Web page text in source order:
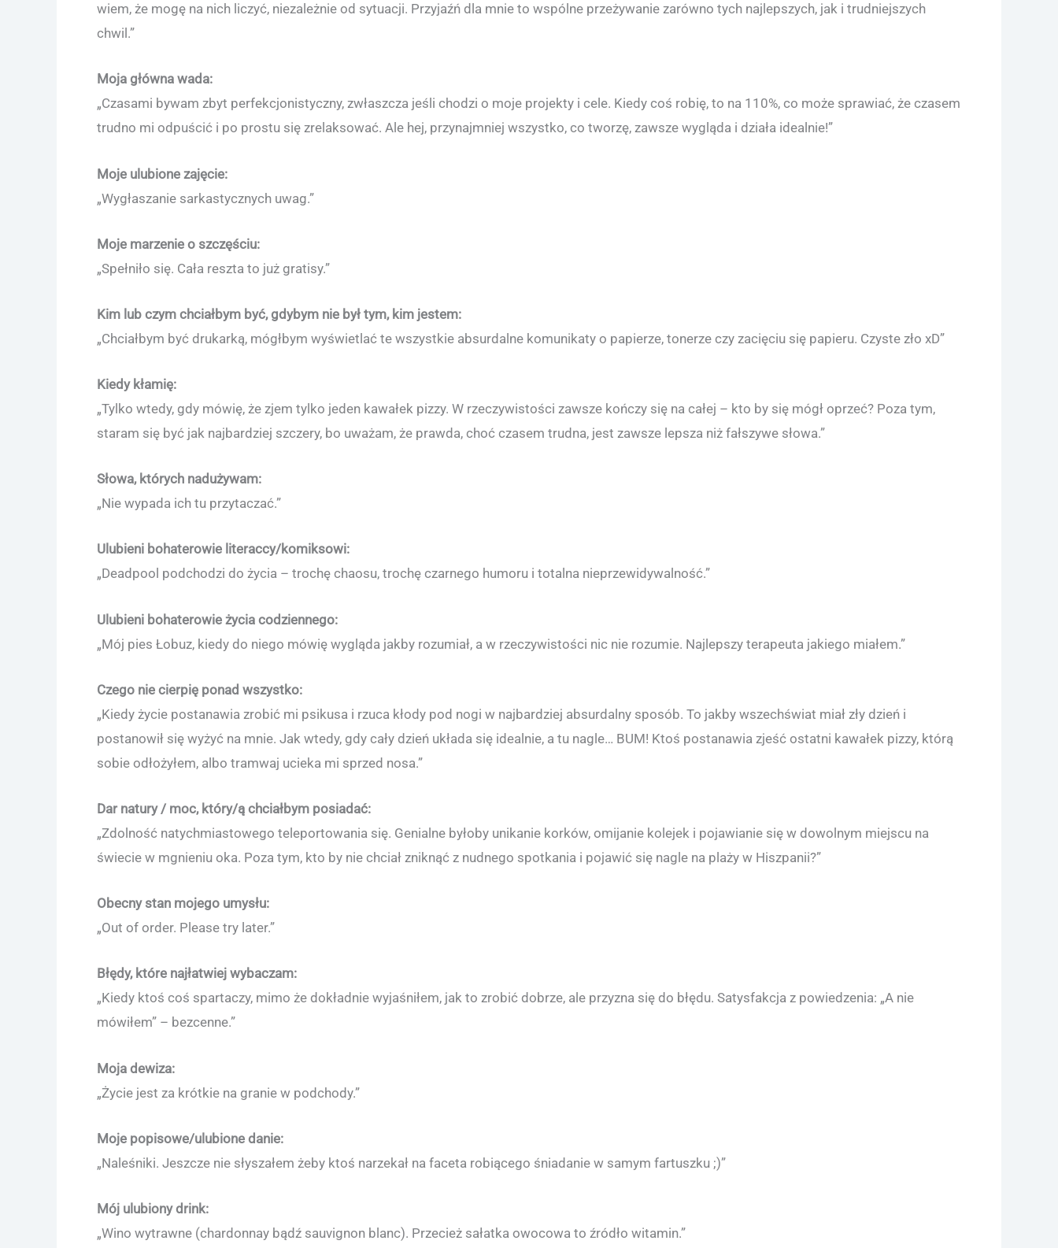
wiem, że mogę na nich liczyć, niezależnie od sytuacji. Przyjaźń dla mnie to wspólne przeżywanie zarówno tych najlepszych, jak i trudniejszych
chwil.”
Moja główna wada:
„Czasami bywam zbyt perfekcjonistyczny, zwłaszcza jeśli chodzi o moje projekty i cele. Kiedy coś robię, to na 110%, co może sprawiać, że czasem
trudno mi odpuścić i po prostu się zrelaksować. Ale hej, przynajmniej wszystko, co tworzę, zawsze wygląda i działa idealnie!”
Moje ulubione zajęcie:
„Wygłaszanie sarkastycznych uwag.”
Moje marzenie o szczęściu:
„Spełniło się. Cała reszta to już gratisy.”
Kim lub czym chciałbym być, gdybym nie był tym, kim jestem:
„Chciałbym być drukarką, mógłbym wyświetlać te wszystkie absurdalne komunikaty o papierze, tonerze czy zacięciu się papieru. Czyste zło xD”
Kiedy kłamię:
„Tylko wtedy, gdy mówię, że zjem tylko jeden kawałek pizzy. W rzeczywistości zawsze kończy się na całej – kto by się mógł oprzeć? Poza tym,
staram się być jak najbardziej szczery, bo uważam, że prawda, choć czasem trudna, jest zawsze lepsza niż fałszywe słowa.”
Słowa, których nadużywam:
„Nie wypada ich tu przytaczać.”
Ulubieni bohaterowie literaccy/komiksowi:
„Deadpool podchodzi do życia – trochę chaosu, trochę czarnego humoru i totalna nieprzewidywalność.”
Ulubieni bohaterowie życia codziennego:
„Mój pies Łobuz, kiedy do niego mówię wygląda jakby rozumiał, a w rzeczywistości nic nie rozumie. Najlepszy terapeuta jakiego miałem.”
Czego nie cierpię ponad wszystko:
„Kiedy życie postanawia zrobić mi psikusa i rzuca kłody pod nogi w najbardziej absurdalny sposób. To jakby wszechświat miał zły dzień i
postanowił się wyżyć na mnie. Jak wtedy, gdy cały dzień układa się idealnie, a tu nagle… BUM! Ktoś postanawia zjeść ostatni kawałek pizzy, którą
sobie odłożyłem, albo tramwaj ucieka mi sprzed nosa.”
Dar natury / moc, który/ą chciałbym posiadać:
„Zdolność natychmiastowego teleportowania się. Genialne byłoby unikanie korków, omijanie kolejek i pojawianie się w dowolnym miejscu na
świecie w mgnieniu oka. Poza tym, kto by nie chciał zniknąć z nudnego spotkania i pojawić się nagle na plaży w Hiszpanii?”
Obecny stan mojego umysłu:
„Out of order. Please try later.”
Błędy, które najłatwiej wybaczam:
„Kiedy ktoś coś spartaczy, mimo że dokładnie wyjaśniłem, jak to zrobić dobrze, ale przyzna się do błędu. Satysfakcja z powiedzenia: „A nie
mówiłem” – bezcenne.”
Moja dewiza:
„Życie jest za krótkie na granie w podchody.”
Moje popisowe/ulubione danie:
„Naleśniki. Jeszcze nie słyszałem żeby ktoś narzekał na faceta robiącego śniadanie w samym fartuszku ;)”
Mój ulubiony drink:
„Wino wytrawne (chardonnay bądź sauvignon blanc). Przecież sałatka owocowa to źródło witamin.”